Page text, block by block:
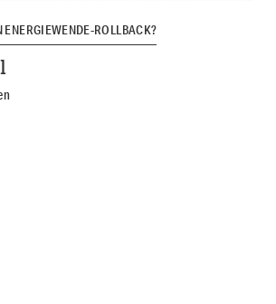
ENERGIEWENDE-ROLLBACK?